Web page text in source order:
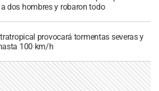
dos hombres y robaron todo
provocará tormentas severas y
100 km/h